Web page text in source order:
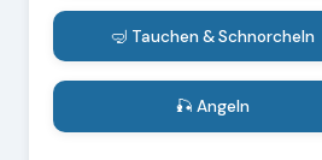
🤿 Tauchen & Schnorcheln
🎣 Angeln